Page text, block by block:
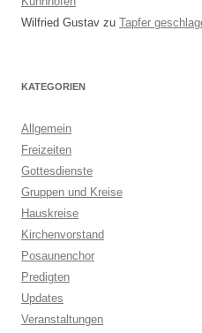
Wilfried Gustav zu Tapfer
KATEGORIEN
Allgemein
Freizeiten
Gottesdienste
Gruppen und Kreise
Hauskreise
Kirchenvorstand
Posaunenchor
Predigten
Updates
Veranstaltungen